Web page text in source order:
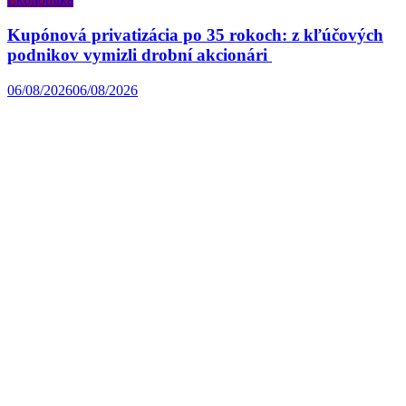
Kupónová privatizácia po 35 rokoch: z kľúčových
podnikov vymizli drobní akcionári
06/08/202606/08/2026